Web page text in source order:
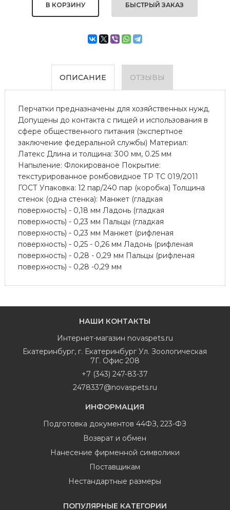
БЫСТРЫЙ ЗАКАЗ
ОПИСАНИЕ ОТЗЫВЫ
Перчатки предназначены для хозяйственных нужд.
Допущены до контакта с пищей и использования в
сфере общественного питания (экспертное
заключение федеральной службы) Материал:
Латекс Длина и толщина: 300 мм, 0.25 мм
Напыление: Флокированое Покрытие:
текстурированное ромбовидное ТР ТС 019/2011
ГОСТ Упаковка: 12 пар/240 пар (коробка) Толщина
стенок (одна стенка): Манжет (гладкая
поверхность) - 0,18 мм Ладонь (гладкая
поверхность) - 0,23 мм Пальцы (гладкая
поверхность) - 0,23 мм Манжет (рифленая
поверхность) - 0,25 - 0,26 мм Ладонь (рифленая
поверхность) - 0,28 - 0,29 мм Пальцы (рифленая
поверхность) - 0,28 -0,29 мм
НАШИ КОНТАКТЫ
Интернет-магазин novaspets.ru
Екатеринбург, г. Екатеринбург Ул. Зоологическая
7Г. Офис 208
+7 (343) 247-83-37
2478337@novaspets.ru
ИНФОРМАЦИЯ
Подготовка документов 44ФЗ, 223-ФЗ
Возврат и обмен
Нанесение фирменной символики
Поставщикам
Нестандартные размеры
ПОПУЛЯРНЫЕ КАТЕГОРИИ